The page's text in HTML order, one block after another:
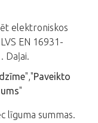
elektroniskos
EN 16931-
Daļai.
","Paveikto
"
līguma summas.